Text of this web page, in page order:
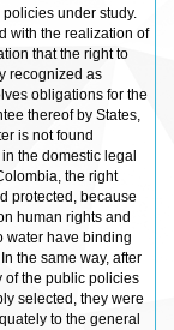
under study.
with the realization of
that the right to
recognized as
obligations for the
thereof by States,
is not found
the domestic legal
the right
protected, because
human rights and
water have binding
the same way, after
of the public policies
selected, they were
to the general